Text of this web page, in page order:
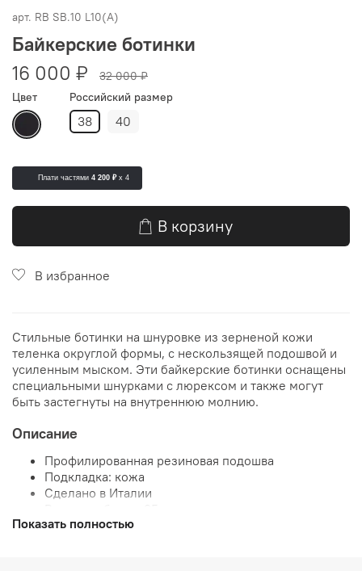
арт. RB SB.10 L10(A)
Байкерские ботинки
16 000 ₽
32 000 ₽
Цвет
Российский размер
38 40
Плати частями 4 200 ₽ x 4
В корзину
В избранное
Стильные ботинки на шнуровке из зерненой кожи
теленка округлой формы, с нескользящей подошвой и
усиленным мыском. Эти байкерские ботинки оснащены
специальными шнурками с люрексом и также могут
быть застегнуты на внутреннюю молнию.
Описание
Профилированная резиновая подошва
Подкладка: кожа
Сделано в Италии
Показать полностью